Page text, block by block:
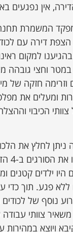
אין נפגעים
המשמרת
הצפת דירה עם
למקום
במטר וחצי
חזקה של
ומעלים את
הכיבוי
לחלץ את
היו ילדים קטנים
לכודים ללא פגע. תוך
נוסף של
משאיר צוותי
ויוצא במהירות